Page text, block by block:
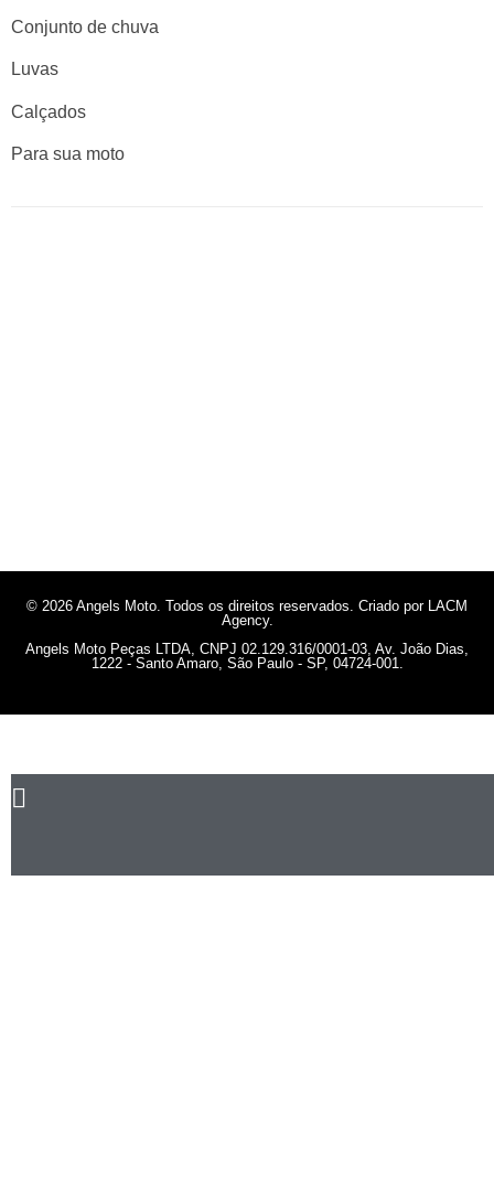
Conjunto de chuva
Luvas
Calçados
Para sua moto
© 2026 Angels Moto. Todos os direitos reservados. Criado por LACM
Agency.
Angels Moto Peças LTDA, CNPJ 02.129.316/0001-03, Av. João Dias,
1222 - Santo Amaro, São Paulo - SP, 04724-001.